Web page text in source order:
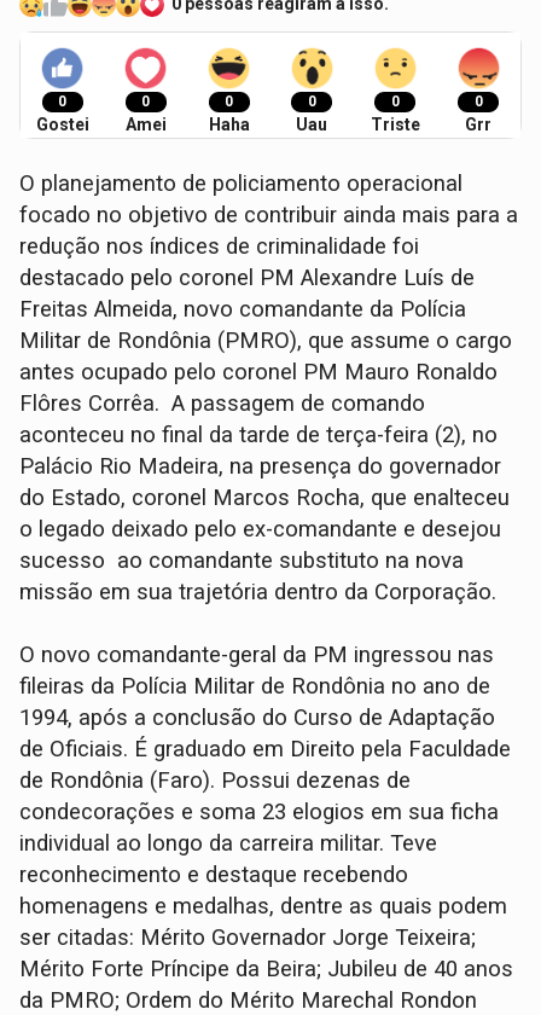
0 pessoas reagiram a isso.
0
Gostei
0
Amei
0
Haha
0
Uau
0
Triste
0
Grr
O planejamento de policiamento operacional
focado no objetivo de contribuir ainda mais para a
redução nos índices de criminalidade foi
destacado pelo coronel PM Alexandre Luís de
Freitas Almeida, novo comandante da Polícia
Militar de Rondônia (PMRO), que assume o cargo
antes ocupado pelo coronel PM Mauro Ronaldo
Flôres Corrêa. A passagem de comando
aconteceu no final da tarde de terça-feira (2), no
Palácio Rio Madeira, na presença do governador
do Estado, coronel Marcos Rocha, que enalteceu
o legado deixado pelo ex-comandante e desejou
sucesso ao comandante substituto na nova
missão em sua trajetória dentro da Corporação.
O novo comandante-geral da PM ingressou nas
fileiras da Polícia Militar de Rondônia no ano de
1994, após a conclusão do Curso de Adaptação
de Oficiais. É graduado em Direito pela Faculdade
de Rondônia (Faro). Possui dezenas de
condecorações e soma 23 elogios em sua ficha
individual ao longo da carreira militar. Teve
reconhecimento e destaque recebendo
homenagens e medalhas, dentre as quais podem
ser citadas: Mérito Governador Jorge Teixeira;
Mérito Forte Príncipe da Beira; Jubileu de 40 anos
da PMRO; Ordem do Mérito Marechal Rondon